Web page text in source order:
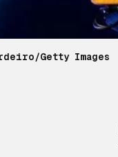
Getty Images